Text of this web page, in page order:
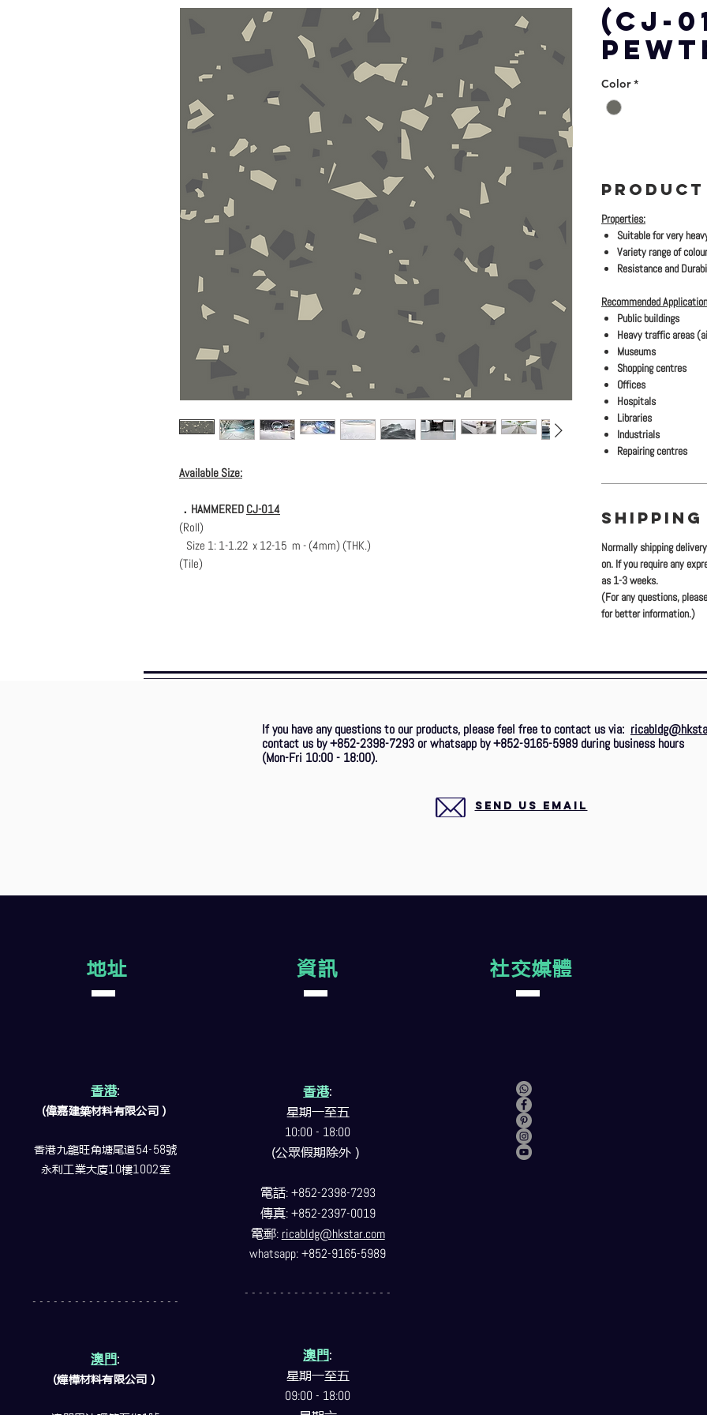
Available Size:
．HAMMERED CJ-014
(Roll)
Size 1: 1-1.22 x 12-15 m - (4mm) (THK.)
(Tile)
(CJ-
Color *
Properties:
Suitable for very
Variety range of
Resistance and
Recommended
Public buildings
Heavy traffic areas
Museums
Shopping centres
Offices
Hospitals
Libraries
Industrials
Repairing centres
SHIPPING
Normally shipping
on. If you require any
as 1-3 weeks.
(For any questions,
for better information.)
If you have any questions to our products, please feel free to contact us via:
contact us by +852-2398-7293 or whatsapp by +852-9165-5989 during business hours
(Mon-Fri 10:00 - 18:00).
SEND US EMAIL
地址
香港:
(偉嘉建築材料有限公司）
香港九龍旺角塘尾道54-58號
永利工業大廈10樓1002室
- - - - - - - - - - - - - - - - - - - - -
澳門:
(燁樺材料有限公司）
資訊
香港:
星期一至五
10:00 - 18:00
(公眾假期除外）
電話: +852-2398-7293
傳真: +852-2397-0019
電郵: ricabldg@hkstar.com
whatsapp: +852-9165-5989
- - - - - - - - - - - - - - - - - - - - -
澳門:
星期一至五
09:00 - 18:00
社交媒體